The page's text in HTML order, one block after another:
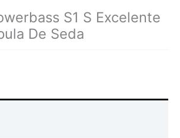
S1 S Excelente
De Seda